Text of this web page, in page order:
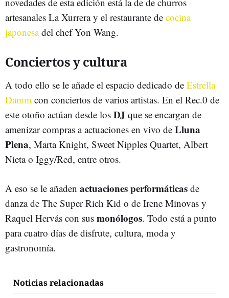
artesanales La Xurrera y el restaurante de cocina
japonesadel chef Yon Wang.
Conciertos y cultura
A todo ello se le añade el espacio dedicado de Estrella
Damm con conciertos de varios artistas. En el Rec.0 de
este otoño actúan desde los DJ que se encargan de
amenizar compras a actuaciones en vivo de Lluna
Plena, Marta Knight, Sweet Nipples Quartet, Albert
Nieta o Iggy/Red, entre otros.
A eso se le añaden actuaciones performáticas de
danza de The Super Rich Kid o de Irene Minovas y
Raquel Hervás con sus monólogos. Todo está a punto
para cuatro días de disfrute, cultura, moda y
gastronomía.
Noticias relacionadas